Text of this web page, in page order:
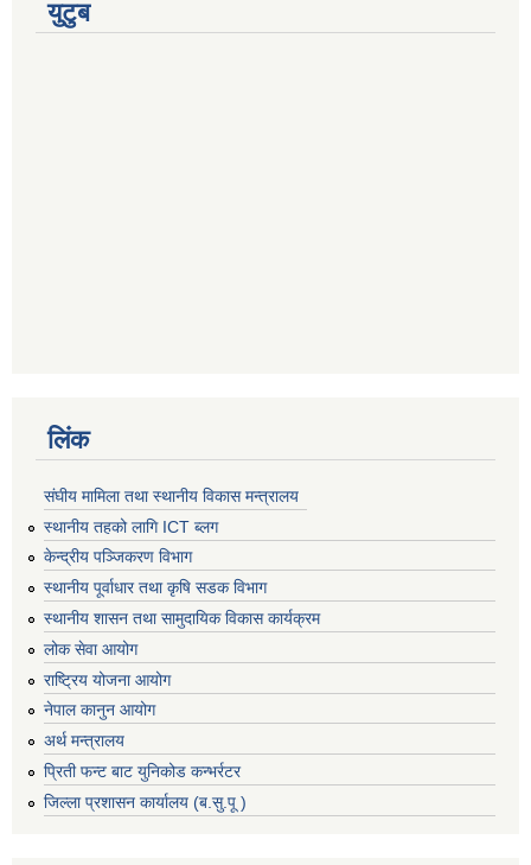
युटुब
लिंक
संघीय मामिला तथा स्थानीय विकास मन्त्रालय
स्थानीय तहको लागि ICT ब्लग
केन्द्रीय पञ्जिकरण विभाग
स्थानीय पूर्वाधार तथा कृषि सडक विभाग
स्थानीय शासन तथा सामुदायिक विकास कार्यक्रम
लोक सेवा आयोग
राष्ट्रिय योजना आयोग
नेपाल कानुन आयोग
अर्थ मन्त्रालय
प्रिती फन्ट बाट युनिकोड कन्भर्रटर
जिल्ला प्रशासन कार्यालय (ब.सु.पू )